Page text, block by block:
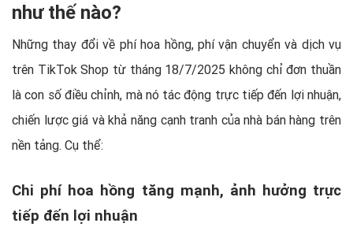
như thế nào?
Những thay đổi về phí hoa hồng, phí vận chuyển và dịch vụ
trên TikTok Shop từ tháng 18/7/2025 không chỉ đơn thuần
là con số điều chỉnh, mà nó tác động trực tiếp đến lợi nhuận,
chiến lược giá và khả năng cạnh tranh của nhà bán hàng trên
nền tảng. Cụ thể:
Chi phí hoa hồng tăng mạnh, ảnh hưởng trực
tiếp đến lợi nhuận